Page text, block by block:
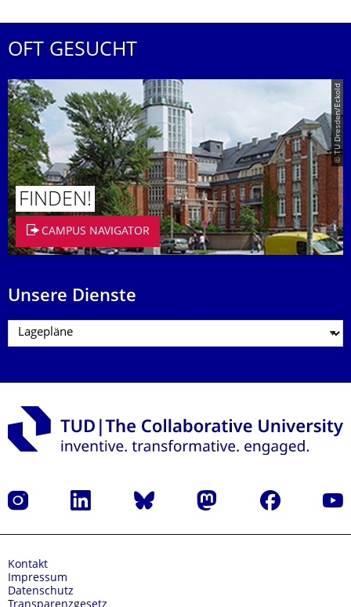
OFT GESUCHT
© TU Dresden/Eckold
FINDEN!
CAMPUS NAVIGATOR
Unsere Dienste
Instagram LinkedIn Bluesky Mastodon Facebook
Kontakt
Impressum
Datenschutz